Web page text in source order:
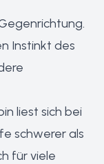
Instinkt des
liest sich bei
schwerer als
für viele